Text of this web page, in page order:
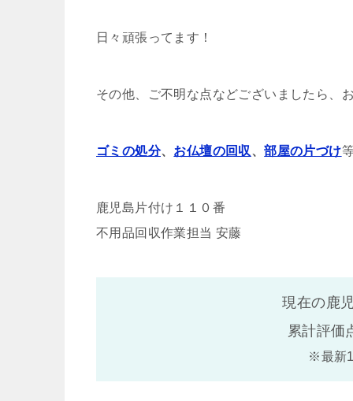
日々頑張ってます！
その他、ご不明な点などございましたら、
ゴミの処分、 お仏壇の回収、部屋の片づけ
鹿児島片付け１１０番
不用品回収作業担当 安藤
現在の鹿
累計評価
※最新